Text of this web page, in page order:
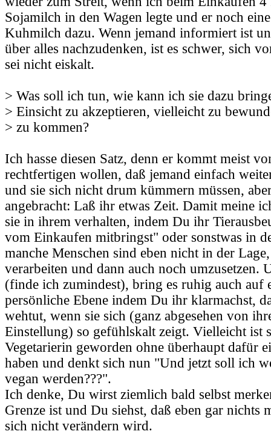
Sojamilch in den Wagen legte und er noch
Kuhmilch dazu. Wenn jemand informiert ist
über alles nachzudenken, ist es schwer, sich
sei nicht eiskalt.
> Was soll ich tun, wie kann ich sie dazu
> Einsicht zu akzeptieren, vielleicht zu
> zu kommen?
Ich hasse diesen Satz, denn er kommt meist
rechtfertigen wollen, daß jemand einfach
und sie sich nicht drum kümmern müssen,
angebracht: Laß ihr etwas Zeit. Damit meine
sie in ihrem verhalten, indem Du ihr
vom Einkaufen mitbringst" oder sonstwas in
manche Menschen sind eben nicht in der
verarbeiten und dann auch noch umzusetzen.
(finde ich zumindest), bring es ruhig auch auf
persönliche Ebene indem Du ihr klarmachst,
wehtut, wenn sie sich (ganz abgesehen von
Einstellung) so gefühlskalt zeigt. Vielleicht ist
Vegetarierin geworden ohne überhaupt dafür
haben und denkt sich nun "Und jetzt soll ich
vegan werden???".
Ich denke, Du wirst ziemlich bald selbst
Grenze ist und Du siehst, daß eben gar nichts
sich nicht verändern wird.